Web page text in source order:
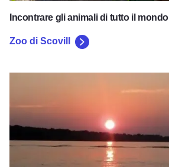
Incontrare gli animali di tutto il mondo
Zoo di Scovill